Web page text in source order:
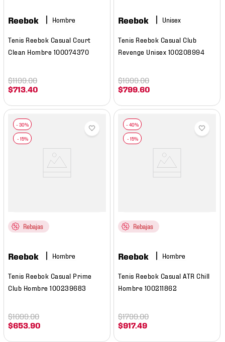
Reebok Hombre
Tenis Reebok Casual Court
Clean Hombre 100074370
$713 .40
$1199.00
Reebok
Tenis Reebok Casual Club
Revenge Unisex 100208994
$799 .60
$1999.00
Rebajas
Reebok Hombre
Tenis Reebok Casual Prime
Club Hombre 100239683
$653 .90
$1099.00
Rebajas
Reebok Hombre
Tenis Reebok Casual ATR Chill
Hombre 100211862
$917.49
$1799.00